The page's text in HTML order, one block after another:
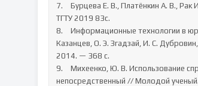
7.	Бурцева Е. В., Платёнкин А. В., Рак И. П., Терехов А. В. Информационные технологии в юридической деятельности.
ТГТУ 2019 83с.
8.	Информационные технологии в юриспруденции: учеб.пособие для студ. учреждений высш. проф. образования / [С. Я.
Казанцев, О. Э. Згадзай, И. С.
2014. — 368 с.
9.	Михеенко, Ю. В. Использование справочно-правовых систем в юридической деятельности / Ю. В. Михеенко. — Текст :
непосредственный // Молодой